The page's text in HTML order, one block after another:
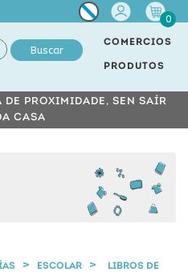
Miña
conta
0
Buscar
COMERCIOS
PRODUTOS
DE PROXIMIDADE, SEN SAÍR
CASA
ESCOLAR LIBROS DE